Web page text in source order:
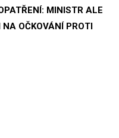
MINISTR ALE
OČKOVÁNÍ PROTI